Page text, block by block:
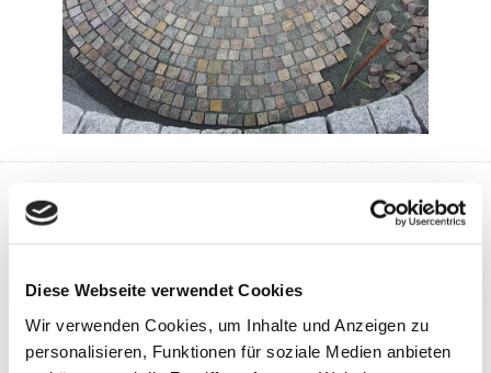
Diese Webseite verwendet Cookies
Wir verwenden Cookies, um Inhalte und Anzeigen zu
personalisieren, Funktionen für soziale Medien anbieten